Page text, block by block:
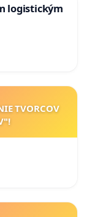
logistickým
TVORCOV